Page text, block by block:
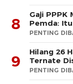
8
Gaji PPPK
Pemda:
PENTING
9
Hilang 26
Ternate
PENTING